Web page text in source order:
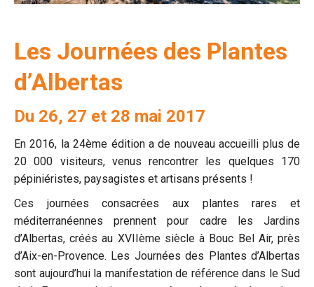
Les Journées des Plantes
d’Albertas
Du 26, 27 et 28 mai 2017
En 2016, la 24ème édition a de nouveau accueilli plus de
20 000 visiteurs, venus rencontrer les quelques 170
pépiniéristes, paysagistes et artisans présents !
Ces journées consacrées aux plantes rares et
méditerranéennes prennent pour cadre les Jardins
d’Albertas, créés au XVIIème siècle à Bouc Bel Air, près
d’Aix-en-Provence. Les Journées des Plantes d’Albertas
sont aujourd’hui la manifestation de référence dans le Sud